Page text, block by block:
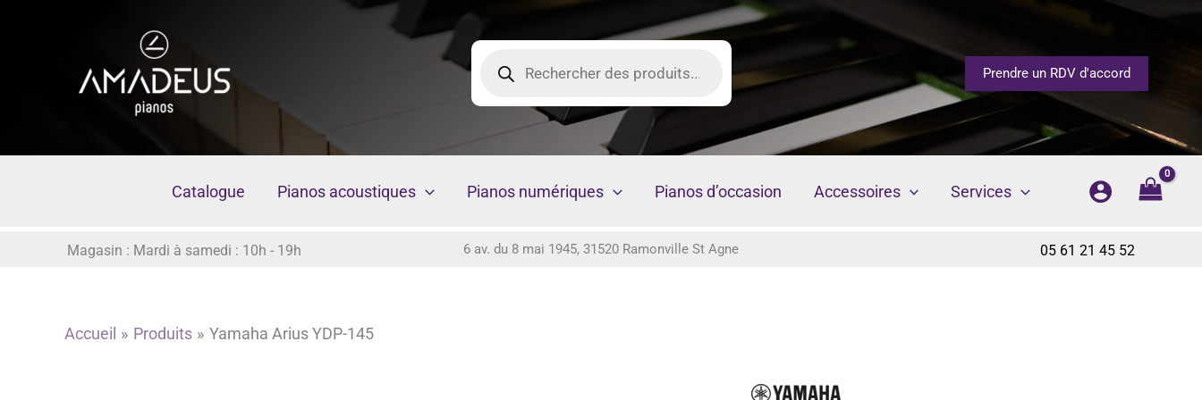
produits
Prendre un RDV d'accord
Catalogue Pianos acoustiques Pianos numériques Pianos d’occasion Accessoires Services
Magasin : Mardi à samedi : 10h - 19h 6 av. du 8 mai 1945, 31520 Ramonville St Agne 05 61 21 45 52
Accueil Produits Yamaha Arius YDP-145